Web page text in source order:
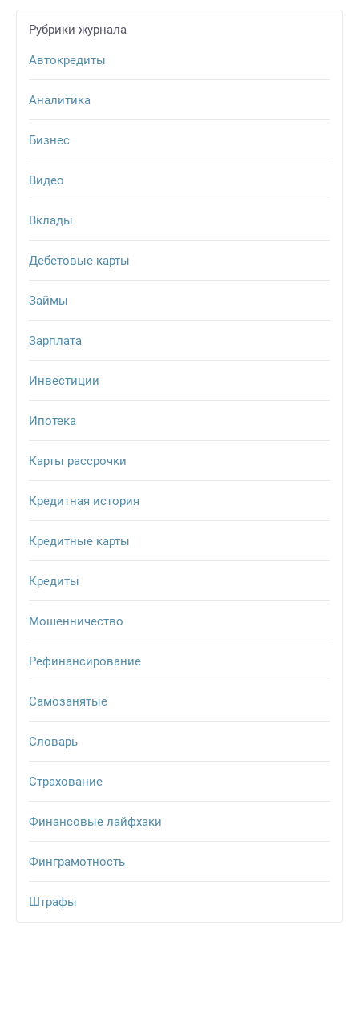
Рубрики журнала
Автокредиты
Аналитика
Бизнес
Видео
Вклады
Дебетовые карты
Займы
Зарплата
Инвестиции
Ипотека
Карты рассрочки
Кредитная история
Кредитные карты
Кредиты
Мошенничество
Рефинансирование
Самозанятые
Словарь
Страхование
Финансовые лайфхаки
Финграмотность
Штрафы